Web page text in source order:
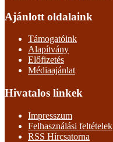
Ajánlott oldalaink
Támogatóink
Alapítvány
Előfizetés
Médiaajánlat
Hivatalos linkek
Impresszum
Felhasználási feltételek
RSS Hírcsatorna